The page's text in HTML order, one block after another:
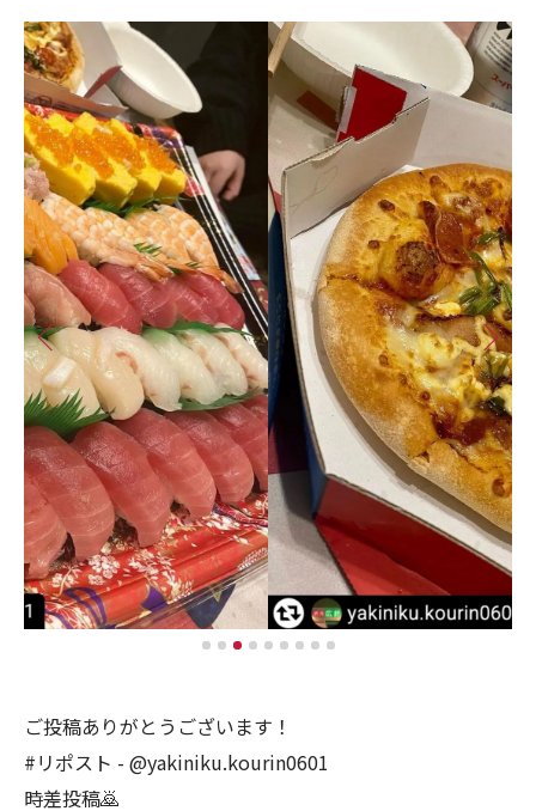
ご投稿ありがとうございます！
#リポスト - @yakiniku.kourin0601
時差投稿🙇